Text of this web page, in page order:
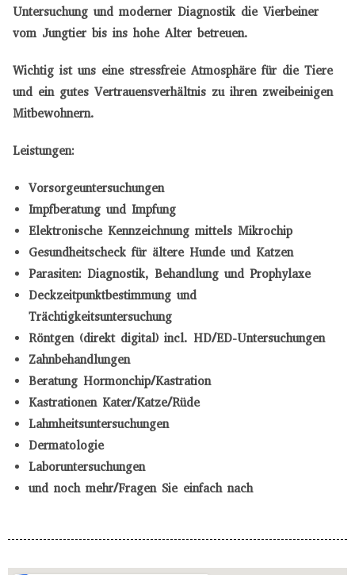
Untersuchung und moderner Diagnostik die Vierbeiner
vom Jungtier bis ins hohe Alter betreuen.
Wichtig ist uns eine stressfreie Atmosphäre für die Tiere
und ein gutes Vertrauensverhältnis zu ihren zweibeinigen
Mitbewohnern.
Leistungen:
Vorsorgeuntersuchungen
Impfberatung und Impfung
Elektronische Kennzeichnung mittels Mikrochip
Gesundheitscheck für ältere Hunde und Katzen
Parasiten: Diagnostik, Behandlung und Prophylaxe
Deckzeitpunktbestimmung und
Trächtigkeitsuntersuchung
Röntgen (direkt digital) incl. HD/ED-Untersuchungen
Zahnbehandlungen
Beratung Hormonchip/Kastration
Kastrationen Kater/Katze/Rüde
Lahmheitsuntersuchungen
Dermatologie
Laboruntersuchungen
und noch mehr/Fragen Sie einfach nach